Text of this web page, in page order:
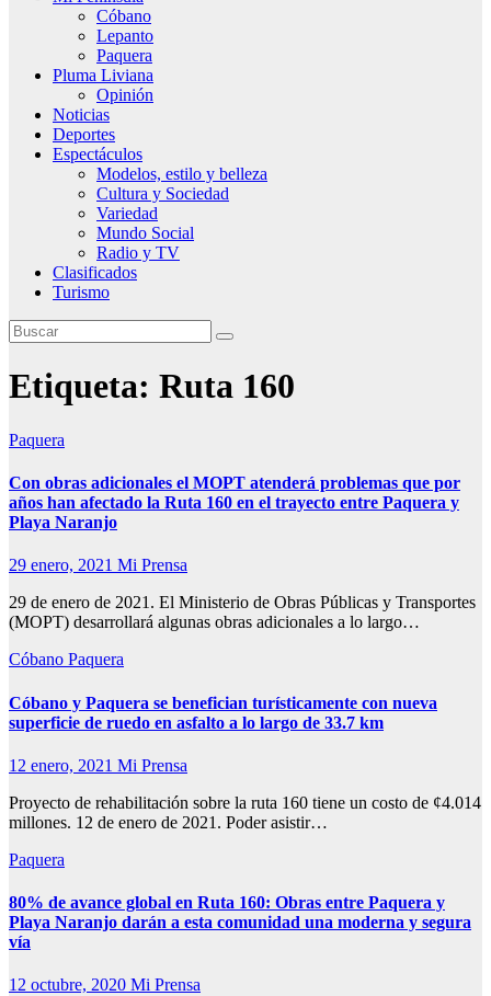
Cóbano
Lepanto
Paquera
Pluma Liviana
Opinión
Noticias
Deportes
Espectáculos
Modelos, estilo y belleza
Cultura y Sociedad
Variedad
Mundo Social
Radio y TV
Clasificados
Turismo
Etiqueta: Ruta 160
Paquera
Con obras adicionales el MOPT atenderá problemas que por
años han afectado la Ruta 160 en el trayecto entre Paquera y
Playa Naranjo
29 enero, 2021 Mi Prensa
29 de enero de 2021. El Ministerio de Obras Públicas y Transportes
(MOPT) desarrollará algunas obras adicionales a lo largo…
Cóbano Paquera
Cóbano y Paquera se benefician turísticamente con nueva
superficie de ruedo en asfalto a lo largo de 33.7 km
12 enero, 2021 Mi Prensa
Proyecto de rehabilitación sobre la ruta 160 tiene un costo de ¢4.014
millones. 12 de enero de 2021. Poder asistir…
Paquera
80% de avance global en Ruta 160: Obras entre Paquera y
Playa Naranjo darán a esta comunidad una moderna y segura
vía
12 octubre, 2020 Mi Prensa